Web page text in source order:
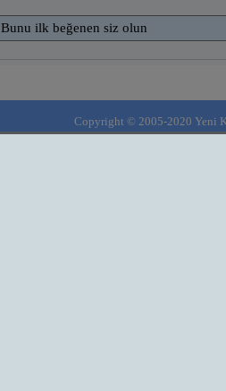
Bunu ilk beğenen siz olun
Copyright © 2005-2020 Yeni